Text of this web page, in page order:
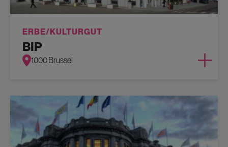
ERBE/KULTURGUT
BIP
1000 Brussel